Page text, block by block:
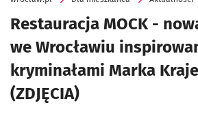
Restauracja MOCK -
we Wrocławiu
kryminałami Marka
(ZDJĘCIA)